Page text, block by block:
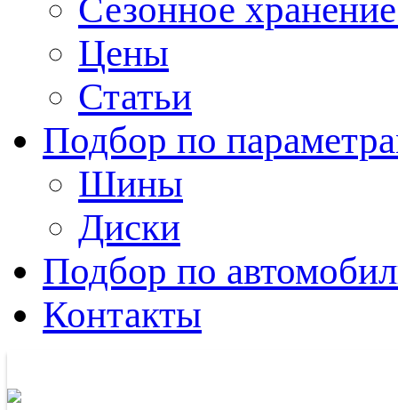
Сезонное
Цены
Статьи
Подбор по
Шины
Диски
Подбор по
Контакты